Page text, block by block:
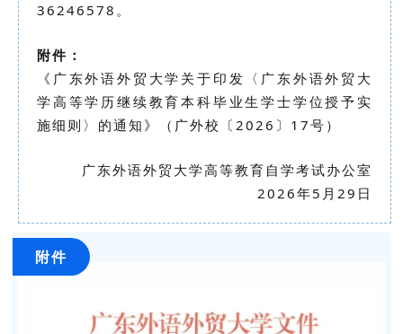
36246578。
附件：
《广东外语外贸大学关于印发〈广东外语外贸大
学高等学历继续教育本科毕业生学士学位授予实
施细则〉的通知》（广外校〔2026〕17号）
广东外语外贸大学高等教育自学考试办公室
2026年5月29日
附件